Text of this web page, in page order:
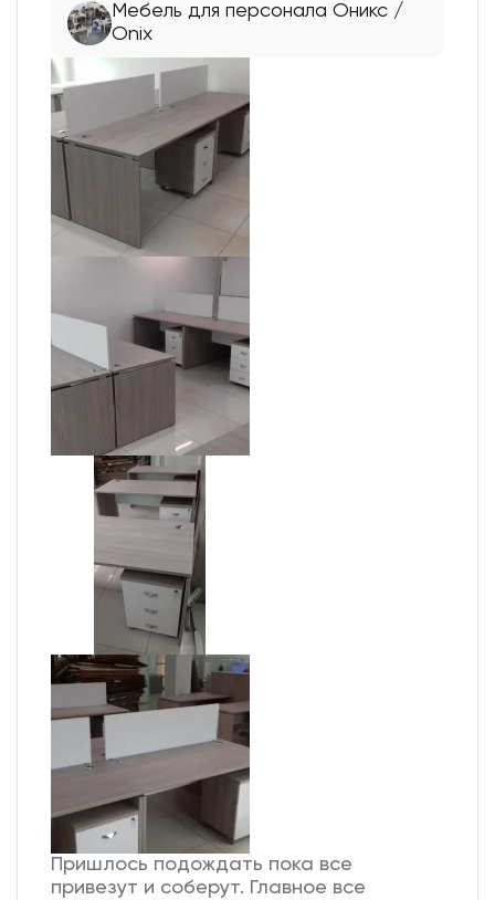
Мебель для персонала Оникс /
Onix
Пришлось подождать пока все
привезут и соберут. Главное все